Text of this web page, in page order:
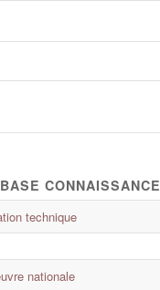
BASE CONNAISSANCE